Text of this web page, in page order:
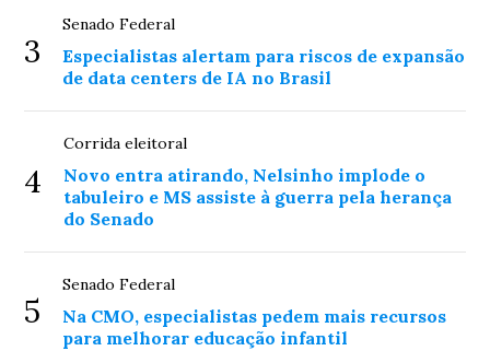
3
Senado Federal
Especialistas alertam para riscos de expansão
de data centers de IA no Brasil
4
Corrida eleitoral
Novo entra atirando, Nelsinho implode o
tabuleiro e MS assiste à guerra pela herança
do Senado
5
Senado Federal
Na CMO, especialistas pedem mais recursos
para melhorar educação infantil